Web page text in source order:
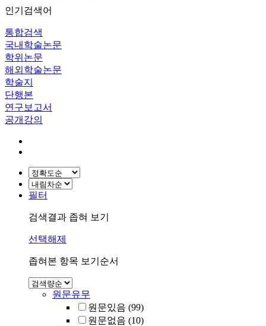
인기검색어
통합검색
국내학술논문
학위논문
해외학술논문
학술지
단행본
연구보고서
공개강의
필터
검색결과 좁혀 보기
선택해제
좁혀본 항목 보기순서
원문유무
원문있음 (99)
원문없음 (10)